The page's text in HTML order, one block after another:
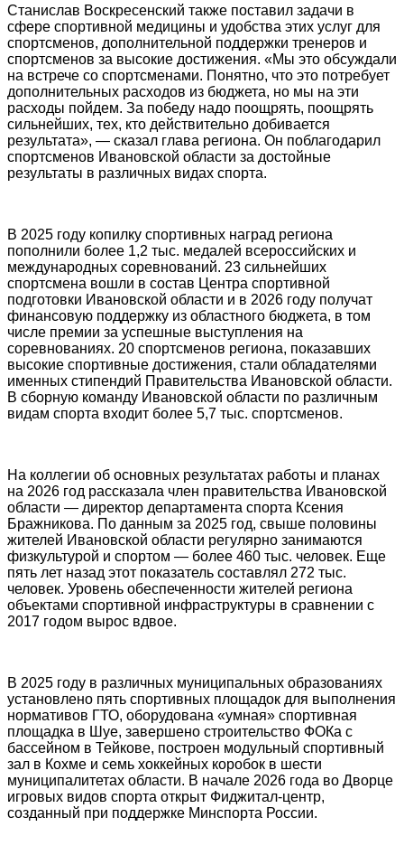
Станислав Воскресенский также поставил задачи в
сфере спортивной медицины и удобства этих услуг для
спортсменов, дополнительной поддержки тренеров и
спортсменов за высокие достижения. «Мы это обсуждали
на встрече со спортсменами. Понятно, что это потребует
дополнительных расходов из бюджета, но мы на эти
расходы пойдем. За победу надо поощрять, поощрять
сильнейших, тех, кто действительно добивается
результата», — сказал глава региона. Он поблагодарил
спортсменов Ивановской области за достойные
результаты в различных видах спорта.
В 2025 году копилку спортивных наград региона
пополнили более 1,2 тыс. медалей всероссийских и
международных соревнований. 23 сильнейших
спортсмена вошли в состав Центра спортивной
подготовки Ивановской области и в 2026 году получат
финансовую поддержку из областного бюджета, в том
числе премии за успешные выступления на
соревнованиях. 20 спортсменов региона, показавших
высокие спортивные достижения, стали обладателями
именных стипендий Правительства Ивановской области.
В сборную команду Ивановской области по различным
видам спорта входит более 5,7 тыс. спортсменов.
На коллегии об основных результатах работы и планах
на 2026 год рассказала член правительства Ивановской
области — директор департамента спорта Ксения
Бражникова. По данным за 2025 год, свыше половины
жителей Ивановской области регулярно занимаются
физкультурой и спортом — более 460 тыс. человек. Еще
пять лет назад этот показатель составлял 272 тыс.
человек. Уровень обеспеченности жителей региона
объектами спортивной инфраструктуры в сравнении с
2017 годом вырос вдвое.
В 2025 году в различных муниципальных образованиях
установлено пять спортивных площадок для выполнения
нормативов ГТО, оборудована «умная» спортивная
площадка в Шуе, завершено строительство ФОКа с
бассейном в Тейкове, построен модульный спортивный
зал в Кохме и семь хоккейных коробок в шести
муниципалитетах области. В начале 2026 года во Дворце
игровых видов спорта открыт Фиджитал-центр,
созданный при поддержке Минспорта России.